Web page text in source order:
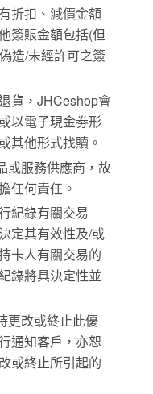
折扣、減價金額
簽賬金額包括(但
偽造/未經許可之簽
貨，JHCeshop會
以電子現金劵形
其他形式找贖。
或服務供應商，故
任何責任。
紀錄有關交易
定其有效性及/或
卡人有關交易的
錄將具決定性並
更改或終止此優
通知客戶，亦恕
或終止所引起的